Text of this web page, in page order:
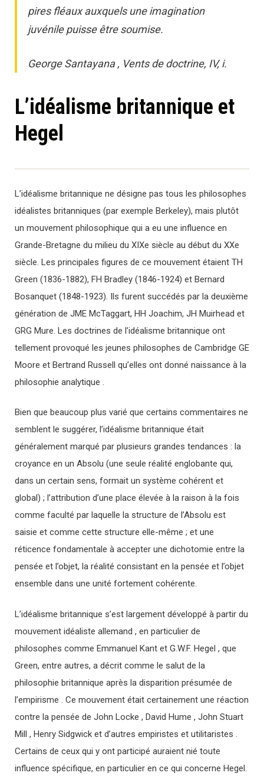
pires fléaux auxquels une imagination
juvénile puisse être soumise.
George Santayana , Vents de doctrine, IV, i.
L’idéalisme britannique et
Hegel
L’idéalisme britannique ne désigne pas tous les philosophes
idéalistes britanniques (par exemple Berkeley), mais plutôt
un mouvement philosophique qui a eu une influence en
Grande-Bretagne du milieu du XIXe siècle au début du XXe
siècle. Les principales figures de ce mouvement étaient TH
Green (1836-1882), FH Bradley (1846-1924) et Bernard
Bosanquet (1848-1923). Ils furent succédés par la deuxième
génération de JME McTaggart, HH Joachim, JH Muirhead et
GRG Mure. Les doctrines de l’idéalisme britannique ont
tellement provoqué les jeunes philosophes de Cambridge GE
Moore et Bertrand Russell qu’elles ont donné naissance à la
philosophie analytique .
Bien que beaucoup plus varié que certains commentaires ne
semblent le suggérer, l’idéalisme britannique était
généralement marqué par plusieurs grandes tendances : la
croyance en un Absolu (une seule réalité englobante qui,
dans un certain sens, formait un système cohérent et
global) ; l’attribution d’une place élevée à la raison à la fois
comme faculté par laquelle la structure de l’Absolu est
saisie et comme cette structure elle-même ; et une
réticence fondamentale à accepter une dichotomie entre la
pensée et l’objet, la réalité consistant en la pensée et l’objet
ensemble dans une unité fortement cohérente.
L’idéalisme britannique s’est largement développé à partir du
mouvement idéaliste allemand , en particulier de
philosophes comme Emmanuel Kant et G.W.F. Hegel , que
Green, entre autres, a décrit comme le salut de la
philosophie britannique après la disparition présumée de
l’empirisme . Ce mouvement était certainement une réaction
contre la pensée de John Locke , David Hume , John Stuart
Mill , Henry Sidgwick et d’autres empiristes et utilitaristes .
Certains de ceux qui y ont participé auraient nié toute
influence spécifique, en particulier en ce qui concerne Hegel.